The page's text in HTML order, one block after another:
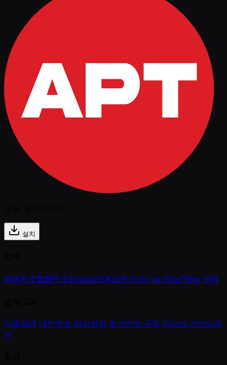
설치
简体中文繁體中文English日本語한국어ภาษาไทยTiếng Việt
이용약관 개인정보 처리방침 토너먼트 규칙 미디어 가이드라
인